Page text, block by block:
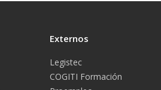
Externos
Legistec
COGITI Formación